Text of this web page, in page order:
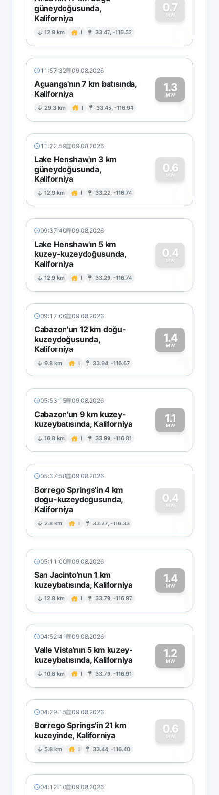
güneydoğusunda,
Kaliforniya
12.9 km I 33.47, -116.52
0.7
MW
0
11:57:32 09.08.2026
Aguanga'nın 7 km batısında,
Kaliforniya
29.3 km I 33.45, -116.94
1.3
MW1
11:22:59 09.08.2026
Lake Henshaw'ın 3 km
güneydoğusunda,
Kaliforniya
12.9 km I 33.22, -116.74
0.6
MW
0
09:37:40 09.08.2026
Lake Henshaw'ın 5 km
kuzey-kuzeydoğusunda,
Kaliforniya
12.9 km I 33.29, -116.74
0.4
MW
0
09:17:06 09.08.2026
Cabazon'un 12 km doğu-
kuzeydoğusunda,
Kaliforniya
9.8 km I 33.94, -116.67
1.4
MW
1
05:53:15 09.08.2026
Cabazon'un 9 km kuzey-
kuzeybatısında, Kaliforniya
16.8 km I 33.99, -116.81
1.1
MW1
05:37:58 09.08.2026
Borrego Springs'in 4 km
doğu-kuzeydoğusunda,
Kaliforniya
2.8 km I 33.27, -116.33
0.4
MW
0
05:11:00 09.08.2026
San Jacinto'nun 1 km
kuzeybatısında, Kaliforniya
12.8 km I 33.79, -116.97
1.4
MW1
04:52:41 09.08.2026
Valle Vista'nın 5 km kuzey-
kuzeybatısında, Kaliforniya
10.6 km I 33.79, -116.91
1.2
MW1
04:29:15 09.08.2026
Borrego Springs'in 21 km
kuzeyinde, Kaliforniya
5.8 km I 33.44, -116.40
0.6
MW
0
04:12:10 09.08.2026